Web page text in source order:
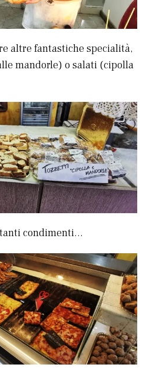
altre fantastiche specialità,
mandorle) o salati (cipolla
condimenti…